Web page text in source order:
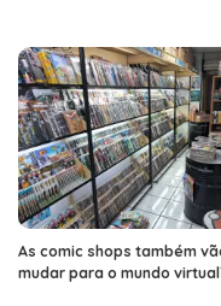
As comic shops também
mudar para o mundo